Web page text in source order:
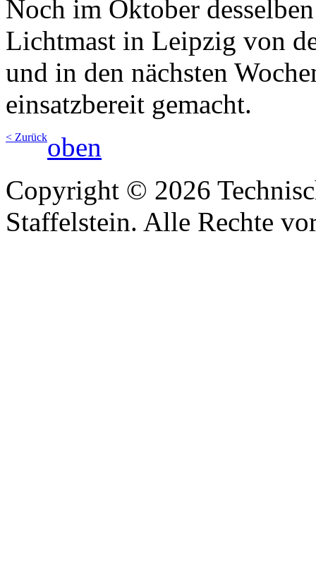
Noch im Oktober
Lichtmast in Leipzig von
und in den nächsten
einsatzbereit gemacht.
< Zurückoben
Copyright © 2026
Staffelstein. Alle Rechte